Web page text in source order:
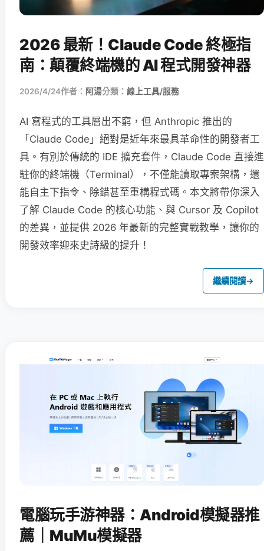
2026 最新！Claude Code 終極指
南：顛覆終端機的 AI 程式開發神器
2026/4/24作者： 阿湯分類： 線上工具/服務
AI 寫程式的工具層出不窮，但 Anthropic 推出的
「Claude Code」絕對是近年來最具革命性的開發者工
具。有別於傳統的 IDE 擴充套件，Claude Code 直接進
駐你的終端機（Terminal），不僅能讀取專案架構，還
能自主下指令、除錯甚至重構程式碼。本文將帶你深入
了解 Claude Code 的核心功能、與 Cursor 及 Copilot
的差異，並提供 2026 年最新的完整實戰教學，讓你的
開發效率迎來史詩級的提升！
繼續閱讀→
電腦玩手游神器：Android模擬器推
薦｜MuMu模擬器